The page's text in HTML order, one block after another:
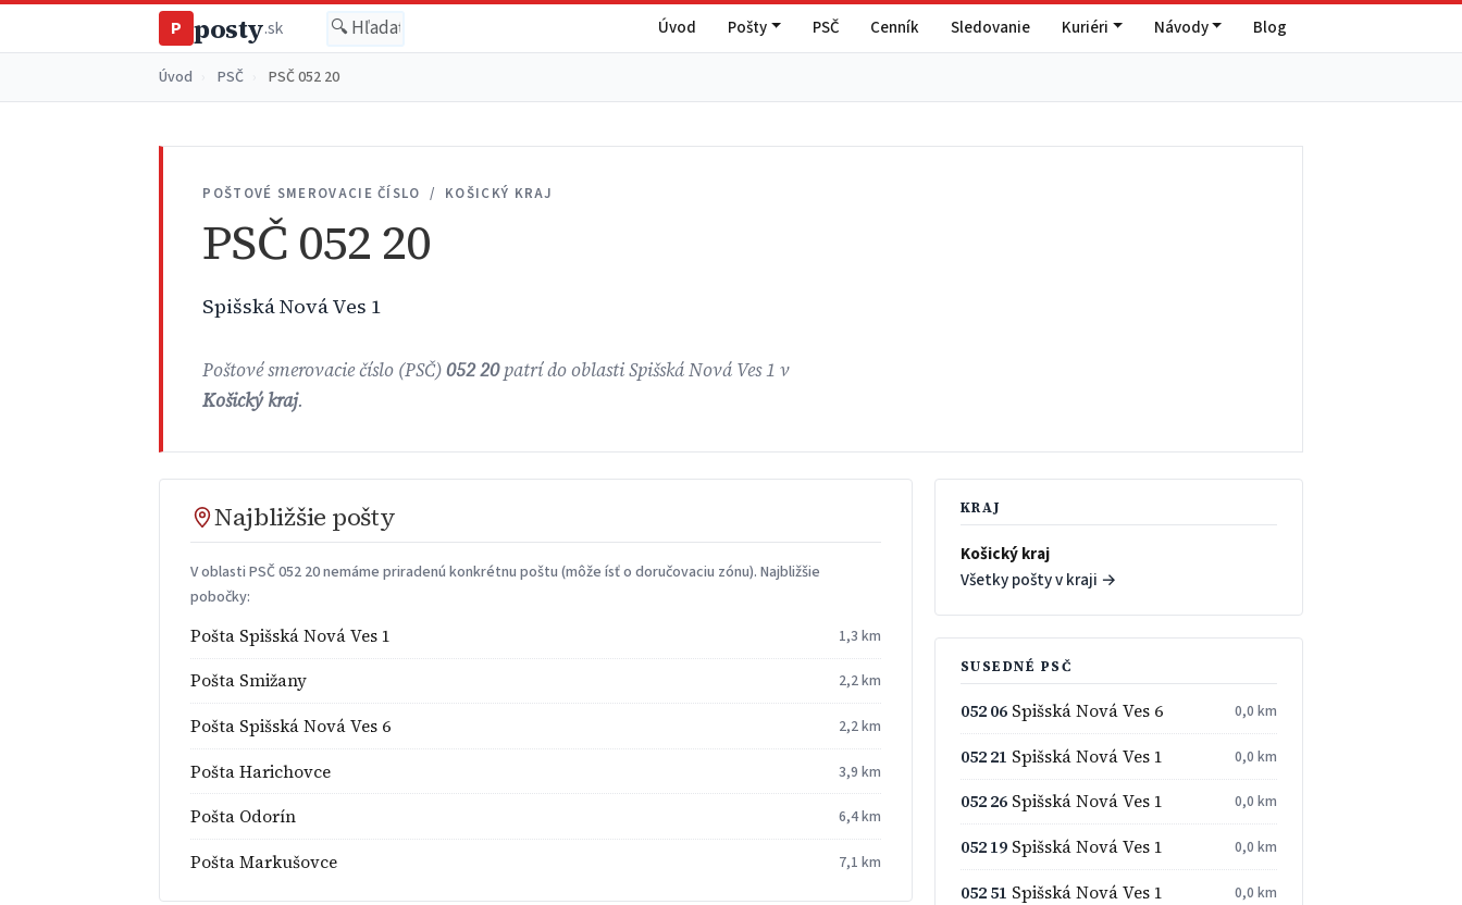
P posty.sk Úvod Pošty PSČ Cenník Sledovanie Kuriéri Návody Blog
Úvod PSČ PSČ 052 20
POŠTOVÉ SMEROVACIE ČÍSLO / KOŠICKÝ KRAJ
PSČ 052 20
Spišská Nová Ves 1
Poštové smerovacie číslo (PSČ)052 20patrí do oblasti Spišská Nová Ves 1 v
Košický kraj.
Najbližšie pošty
V oblasti PSČ 052 20 nemáme priradenú konkrétnu poštu (môže ísť o doručovaciu zónu). Najbližšie
pobočky:
Pošta Spišská Nová Ves 1 1,3 km
Pošta Smižany 2,2 km
Pošta Spišská Nová Ves 6 2,2 km
Pošta Harichovce 3,9 km
Pošta Odorín 6,4 km
Pošta Markušovce 7,1 km
KRAJ
Košický kraj
Všetky pošty v kraji →
SUSEDNÉ PSČ
052 06Spišská Nová Ves 6 0,0 km
052 21 Spišská Nová Ves 1 0,0 km
052 26Spišská Nová Ves 1 0,0 km
052 19Spišská Nová Ves 1 0,0 km
052 51 Spišská Nová Ves 1 0,0 km